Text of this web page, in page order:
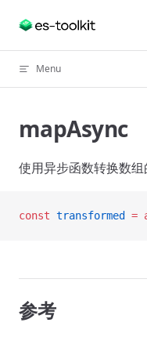
Skip to content
Menu
mapAsync
使用异步函数转换数组
const transformed =
参考